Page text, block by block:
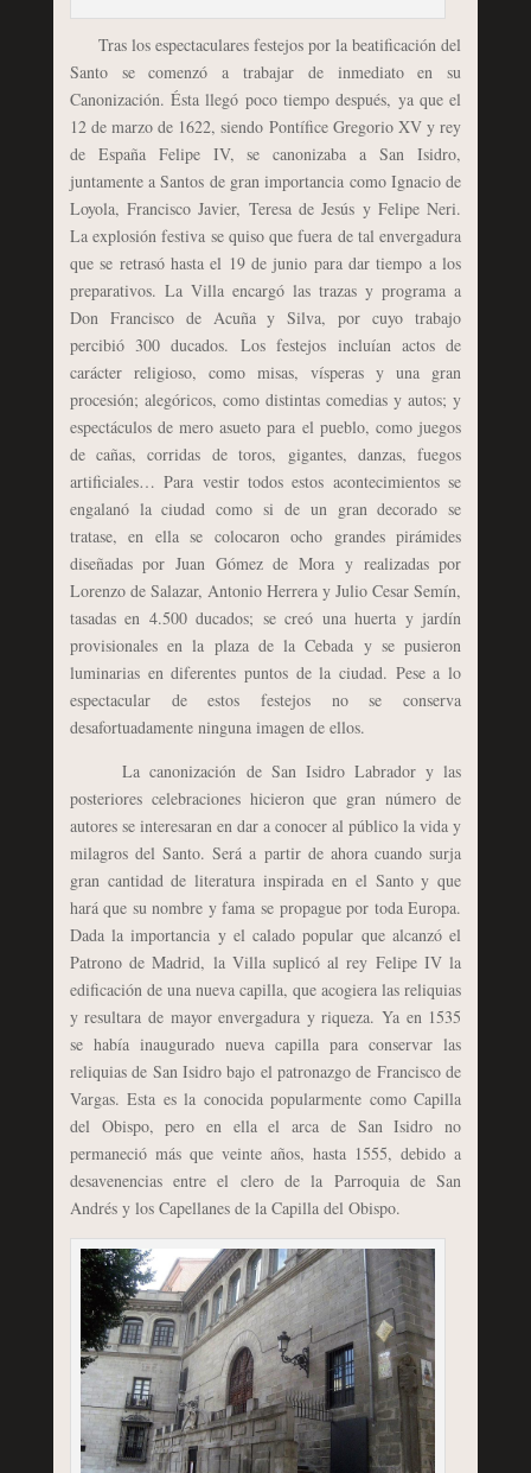
Tras los espectaculares festejos por la beatificación del
Santo se comenzó a trabajar de inmediato en su
Canonización. Ésta llegó poco tiempo después, ya que el
12 de marzo de 1622, siendo Pontífice Gregorio XV y rey
de España Felipe IV, se canonizaba a San Isidro,
juntamente a Santos de gran importancia como Ignacio de
Loyola, Francisco Javier, Teresa de Jesús y Felipe Neri.
La explosión festiva se quiso que fuera de tal envergadura
que se retrasó hasta el 19 de junio para dar tiempo a los
preparativos. La Villa encargó las trazas y programa a
Don Francisco de Acuña y Silva, por cuyo trabajo
percibió 300 ducados. Los festejos incluían actos de
carácter religioso, como misas, vísperas y una gran
procesión; alegóricos, como distintas comedias y autos; y
espectáculos de mero asueto para el pueblo, como juegos
de cañas, corridas de toros, gigantes, danzas, fuegos
artificiales… Para vestir todos estos acontecimientos se
engalanó la ciudad como si de un gran decorado se
tratase, en ella se colocaron ocho grandes pirámides
diseñadas por Juan Gómez de Mora y realizadas por
Lorenzo de Salazar, Antonio Herrera y Julio Cesar Semín,
tasadas en 4.500 ducados; se creó una huerta y jardín
provisionales en la plaza de la Cebada y se pusieron
luminarias en diferentes puntos de la ciudad. Pese a lo
espectacular de estos festejos no se conserva
desafortuadamente ninguna imagen de ellos.
La canonización de San Isidro Labrador y las
posteriores celebraciones hicieron que gran número de
autores se interesaran en dar a conocer al público la vida y
milagros del Santo. Será a partir de ahora cuando surja
gran cantidad de literatura inspirada en el Santo y que
hará que su nombre y fama se propague por toda Europa.
Dada la importancia y el calado popular que alcanzó el
Patrono de Madrid, la Villa suplicó al rey Felipe IV la
edificación de una nueva capilla, que acogiera las reliquias
y resultara de mayor envergadura y riqueza. Ya en 1535
se había inaugurado nueva capilla para conservar las
reliquias de San Isidro bajo el patronazgo de Francisco de
Vargas. Esta es la conocida popularmente como Capilla
del Obispo, pero en ella el arca de San Isidro no
permaneció más que veinte años, hasta 1555, debido a
desavenencias entre el clero de la Parroquia de San
Andrés y los Capellanes de la Capilla del Obispo.